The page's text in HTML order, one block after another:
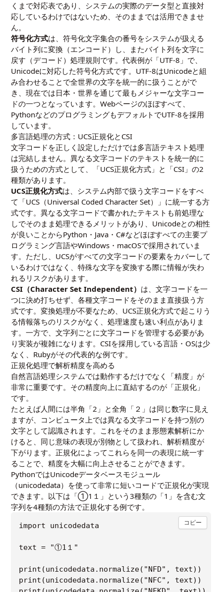
くまで対応表であり、システムの実際のデータ型と直接対
応しているわけではないため、そのままでは活用できませ
ん。
符号化方式は、符号化文字集合の番号をシステムが扱える
バイト列に変換（エンコード）し、またバイト列を文字に
戻す（デコード）処理規則です。代表例が「UTF-8」で、
Unicodeに対応した符号化方式です。UTF-8はUnicodeと組
み合わせることで全世界の文字を統一的に扱うことがで
き、現在では日本・世界を通じて最もメジャーな文字コー
ドの一つとなっています。Webページのほぼすべて、
PythonなどのプログラミングもデフォルトでUTF-8を採用
しています。
多言語処理の方式：UCS正規化とCSI
文字コードを正しく設定しただけでは多言語テキスト処理
は完結しません。異なる文字コードのテキストを統一的に
扱うための方式として、「UCS正規化方式」と「CSI」の2
種類があります。
UCS正規化方式は、システム内部で扱う文字コードをすべ
て「UCS（Universal Coded Character Set）」に統一する方
式です。異なる文字コードで書かれたテキストも前処理な
しでそのまま処理できるメリットがあり、Unicodeとの相性
が良いことからPython・Java・C#などほぼすべての主要プ
ログラミング言語やWindows・macOSで採用されていま
す。ただし、UCSがすべての文字コードの要素をカバーして
いるわけではなく、特殊な文字を変換する際に情報が失わ
れるリスクがあります。
CSI（Character Set Independent） は、文字コードを一
つに決め打ちせず、各種文字コードをそのまま直接扱う方
式です。変換処理が不要なため、UCS正規化方式で起こりう
る情報落ちのリスクがなく、処理速度も速い利点がありま
す。一方で、文字列ごとに文字コードを管理する必要があ
り実装が複雑になります。CSIを採用している言語・OSは少
なく、Rubyがその代表的な例です。
正規化処理で解析精度を高める
自然言語処理システムでは動作するだけでなく「精度」が
非常に重要です。その精度向上に直結するのが「正規化」
です。
たとえば人間には半角「2」と全角「２」は同じ数字に見え
ますが、コンピュータ上では異なる文字コードを持つ別の
文字として認識されます。これをそのまま形態素解析にか
けると、同じ意味の表現が別物として扱われ、解析精度が
下がります。正規化によってこれらを同一の表現に統一す
ることで、精度を大幅に向上させることができます。
PythonではUnicodeデータベースモジュール
（unicodedata）を使って非常に短いコードで正規化が実現
できます。以下は「①1１」という3種類の「1」を含む文
字列を4種類の方法で正規化する例です。
import unicodedata
text = "①1１"
print(unicodedata.normalize("NFD", text))
print(unicodedata.normalize("NFC", text))
コピー